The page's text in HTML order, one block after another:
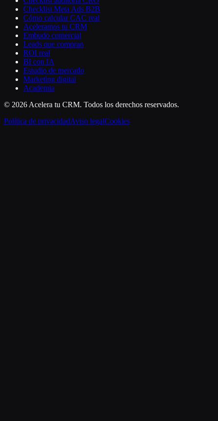
Checklist Meta Ads B2B
Cómo calcular CAC real
Aceleramos tu CRM
Embudo comercial
Leads que compran
ROI real
BI con IA
Estudio de mercado
Marketing digital
Academia
© 2026 Acelera tu CRM. Todos los derechos reservados.
Política de privacidadAviso legalCookies